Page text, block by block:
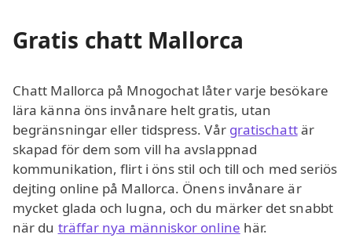
Gratis chatt Mallorca
Chatt Mallorca på Mnogochat låter varje besökare
lära känna öns invånare helt gratis, utan
begränsningar eller tidspress. Vår gratischattär
skapad för dem som vill ha avslappnad
kommunikation, flirt i öns stil och till och med seriös
dejting online på Mallorca. Önens invånare är
mycket glada och lugna, och du märker det snabbt
när du träffar nya människor online här.